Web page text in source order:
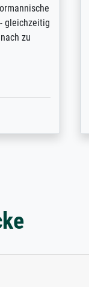
freundliche
Bild (ein
-